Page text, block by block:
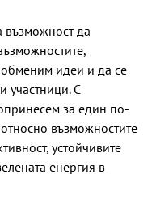
възможност да
обменим идеи и да се
участници. С
за един по-
възможностите
устойчивите
енергия в